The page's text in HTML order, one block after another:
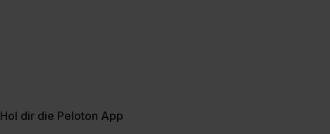
Hol dir die Peloton App